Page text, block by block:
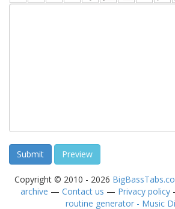
Copyright © 2010 - 2026
archive — Contact us — Privacy policy
routine generator - Music